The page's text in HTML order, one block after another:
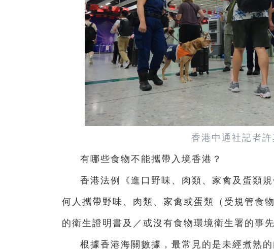
香港中通社記者許
有哪些食物不能攜帶入境香港？
香港法例《進口野味、肉類、家禽及蛋類
何人攜帶野味、肉類、家禽或蛋類（受規管食
的衛生證明書及／或沒有食物環境衛生署的事
根據香港海關數據，最常見的是未經煮熟